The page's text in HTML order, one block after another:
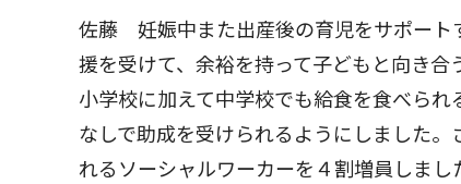
佐藤 妊娠中また出産後の育児をサポート
援を受けて、余裕を持って子どもと向き合
小学校に加えて中学校でも給食を食べら
なしで助成を受けられるようにしました
れるソーシャルワーカーを４割増員しまし